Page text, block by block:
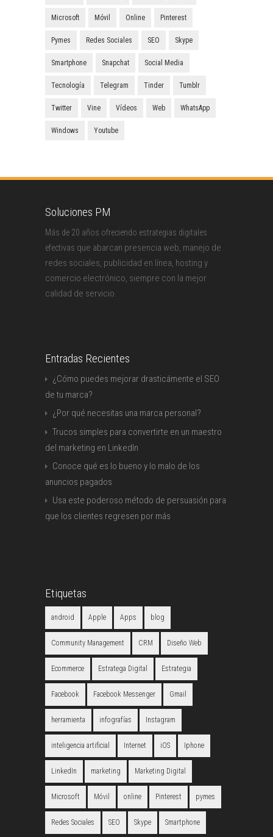
Microsoft Móvil Online Pinterest
Pymes Redes Sociales SEO Skype
Smartphone Snapchat Social Media
Tecnología Telegram Tinder Tumblr
Twitter Vine Vídeos Web WhatsApp
Windows Youtube
Soluciones PM
Más de 20 años ofreciendo estrategias digitales
efectivas que abarcan presencia web, manejo de
redes sociales, publicidad en línea, hosting y
comercio electrónico, siempre con la mejor
calidad de servicio.
Entradas Recientes
¿Cómo puedes mejorar drasticámente el SEO
de tu marca?
¿Por qué necesitas una marca personal?
Trucos simples para convertirte en un maestro
del marketing en LinkedIn
Conoce qué es lo bueno y lo malo de los
anuncios pagados
Usa este poderoso método de persuasión para
que los clientes regresen por más
Etiquetas
android Apple Apps blog
Community Management CRM Diseño Web
Ecommerce Estratega Digital Estrategia
Facebook Facebook Messenger Gmail
herramienta infografías Instagram
inteligencia artificial Internet iOS Iphone
LinkedIn marketing Marketing Digital
Microsoft Móvil online Pinterest pymes
Redes Sociales SEO Skype Smartphone